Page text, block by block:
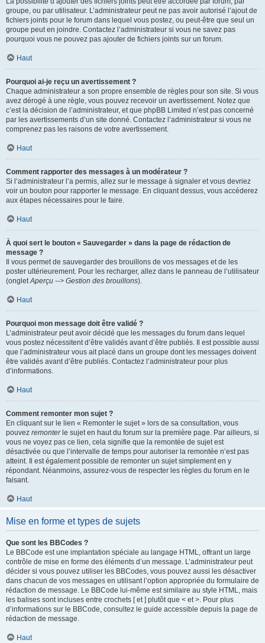
groupe, ou par utilisateur. L’administrateur peut ne pas avoir autorisé l’ajout de
fichiers joints pour le forum dans lequel vous postez, ou peut-être que seul un
groupe peut en joindre. Contactez l’administrateur si vous ne savez pas
pourquoi vous ne pouvez pas ajouter de fichiers joints sur un forum.
Haut
Pourquoi ai-je reçu un avertissement ?
Chaque administrateur a son propre ensemble de règles pour son site. Si vous
avez dérogé à une règle, vous pouvez recevoir un avertissement. Notez que
c’est la décision de l’administrateur, et que phpBB Limited n’est pas concerné
par les avertissements d’un site donné. Contactez l’administrateur si vous ne
comprenez pas les raisons de votre avertissement.
Haut
Comment rapporter des messages à un modérateur ?
Si l’administrateur l’a permis, allez sur le message à signaler et vous devriez
voir un bouton pour rapporter le message. En cliquant dessus, vous accéderez
aux étapes nécessaires pour le faire.
Haut
À quoi sert le bouton « Sauvegarder » dans la page de rédaction de
message ?
Il vous permet de sauvegarder des brouillons de vos messages et de les
poster ultérieurement. Pour les recharger, allez dans le panneau de l’utilisateur
(ongletAperçu --> Gestion des brouillons).
Haut
Pourquoi mon message doit être validé ?
L’administrateur peut avoir décidé que les messages du forum dans lequel
vous postez nécessitent d’être validés avant d’être publiés. Il est possible aussi
que l’administrateur vous ait placé dans un groupe dont les messages doivent
être validés avant d’être publiés. Contactez l’administrateur pour plus
d’informations.
Haut
Comment remonter mon sujet ?
En cliquant sur le lien « Remonter le sujet » lors de sa consultation, vous
pouvez remonterle sujet en haut du forum sur la première page. Par ailleurs, si
vous ne voyez pas ce lien, cela signifie que la remontée de sujet est
désactivée ou que l’intervalle de temps pour autoriser la remontée n’est pas
atteint. Il est également possible de remonter un sujet simplement en y
répondant. Néanmoins, assurez-vous de respecter les règles du forum en le
faisant.
Haut
Mise en forme et types de sujets
Que sont les BBCodes ?
Le BBCode est une implantation spéciale au langage HTML, offrant un large
contrôle de mise en forme des éléments d’un message. L’administrateur peut
décider si vous pouvez utiliser les BBCodes, vous pouvez aussi les désactiver
dans chacun de vos messages en utilisant l’option appropriée du formulaire de
rédaction de message. Le BBCode lui-même est similaire au style HTML, mais
les balises sont incluses entre crochets [ et ] plutôt que < et >. Pour plus
d’informations sur le BBCode, consultez le guide accessible depuis la page de
rédaction de message.
Haut